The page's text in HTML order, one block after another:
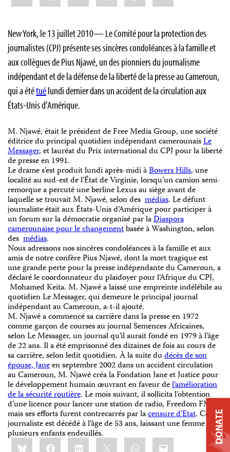
New York, le 13 juillet 2010— Le Comité pour la protection des
journalistes (CPJ) présente ses sincères condoléances à la famille et
aux collègues de Pius Njawé, un des pionniers du journalisme
indépendant et de la défense de la liberté de la presse au Cameroun,
qui a ététuélundi dernier dans un accident de la circulation aux
États-Unis d’Amérique.
M. Njawé, était le président de Free Media Group, une société
éditrice du principal quotidien indépendant camerounaisLe
Messager, et lauréat du Prix international du CPJ pour la liberté
de presse en 1991.
Le drame s’est produit lundi après-midi àBowers Hills, une
localité au sud-est de l’État de Virginie, lorsqu’un camion semi-
remorque a percuté une berline Lexus au siège avant de
laquelle se trouvait M. Njawé, selon des médias. Le défunt
journaliste était aux États-Unis d’Amérique pour participer à
un forum sur la démocratie organisé par laDiaspora
camerounaise pour le changementbasée à Washington, selon
des médias.
Nous adressons nos sincères condoléances à la famille et aux
amis de notre confère Pius Njawé, dont la mort tragique est
une grande perte pour la presse indépendante du Cameroun, a
déclaré le coordonnateur du plaidoyer pour l’Afrique du CPJ,
Mohamed Keita. M. Njawé a laissé une empreinte indélébile au
quotidien Le Messager, qui demeure le principal journal
indépendant au Cameroun, a-t-il ajouté.
M. Njawé a commencé sa carrière dans la presse en 1972
comme garçon de courses au journal Semences Africaines,
selon Le Messager, un journal qu’il aurait fondé en 1979 à l’âge
de 22 ans. Il a été emprisonné des dizaines de fois au cours de
sa carrière, selon ledit quotidien. À la suite dudécès de son
épouse, Janeen septembre 2002 dans un accident circulation
au Cameroun, M. Njawé créa la Fondation Jane et Justice pour
le développement humain œuvrant en faveur del’amélioration
de la sécurité routière. Le mois suivant, il sollicita l’obtention
d’une licence pour lancer une station de radio, Freedom FM,
mais ses efforts furent contrecarrés par lacensure d’Etat. Ce
journaliste est décédé à l’âge de 53 ans, laissant une femme et
plusieurs enfants endeuillés.
Share
this:BlueskyFacebookLinkedIn WhatsApp
Email DONATE